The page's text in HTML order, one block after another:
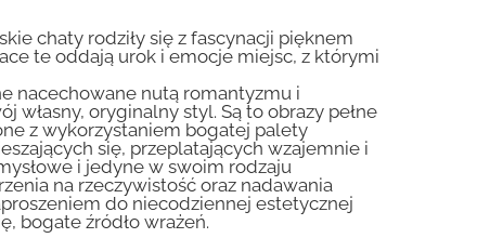
chaty rodziły się z fascynacji pięknem
te oddają urok i emocje miejsc, z którymi
nacechowane nutą romantyzmu i
oryginalny styl. Są to obrazy pełne
z wykorzystaniem bogatej palety
się, przeplatających wzajemnie i
i jedyne w swoim rodzaju
na rzeczywistość oraz nadawania
do niecodziennej estetycznej
bogate źródło wrażeń.